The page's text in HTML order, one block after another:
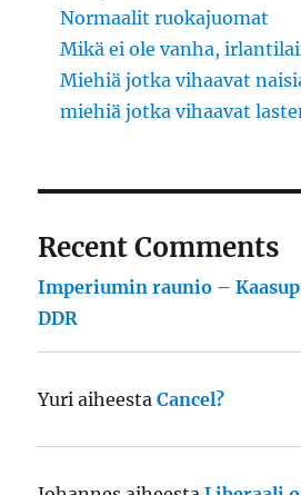
Normaalit ruokajuomat
Mikä ei ole vanha,
Miehiä jotka vihaavat
miehiä jotka vihaavat
Recent Comments
Imperiumin raunio –
DDR
Yuri aiheestaCancel?